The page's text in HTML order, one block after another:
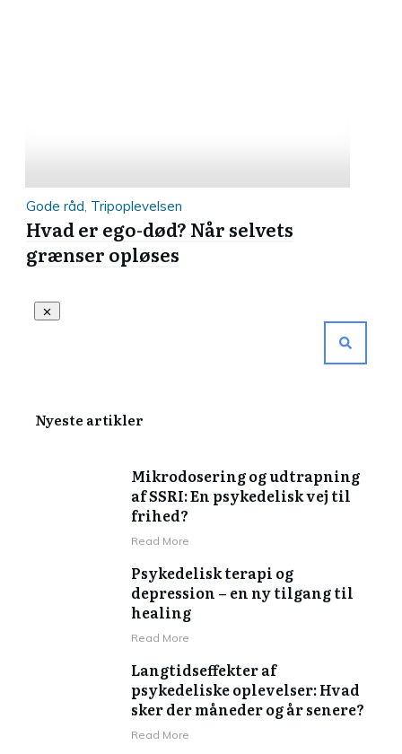
Gode råd Tripoplevelsen
Hvad er ego-død? Når selvets
grænser opløses
Nyeste artikler
Mikrodosering og udtrapning
af SSRI: En psykedelisk vej til
frihed?
Read More
Psykedelisk terapi og
depression – en ny tilgang til
healing
Read More
Langtidseffekter af
psykedeliske oplevelser: Hvad
sker der måneder og år senere?
Read More